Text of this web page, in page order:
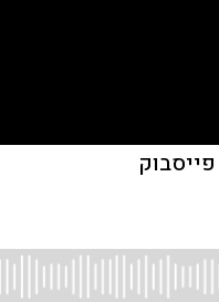
פייסבוק